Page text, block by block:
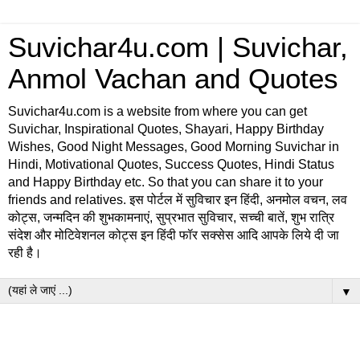
Suvichar4u.com | Suvichar,
Anmol Vachan and Quotes
Suvichar4u.com is a website from where you can get
Suvichar, Inspirational Quotes, Shayari, Happy Birthday
Wishes, Good Night Messages, Good Morning Suvichar in
Hindi, Motivational Quotes, Success Quotes, Hindi Status
and Happy Birthday etc. So that you can share it to your
friends and relatives. इस पोर्टल में सुविचार इन हिंदी, अनमोल वचन, लव
कोट्स, जन्मदिन की शुभकामनाएं, सुप्रभात सुविचार, सच्ची बातें, शुभ रात्रि
संदेश और मोटिवेशनल कोट्स इन हिंदी फॉर सक्सेस आदि आपके लिये दी जा
रही है।
▼